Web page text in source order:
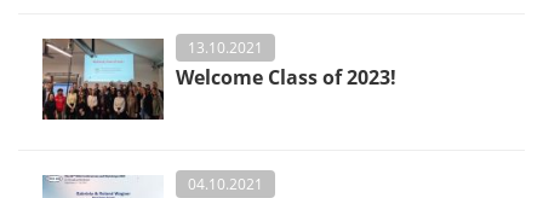
13.10.2021
Welcome Class of 2023!
04.10.2021